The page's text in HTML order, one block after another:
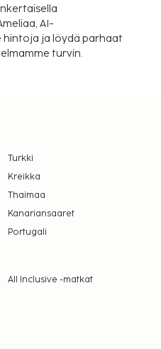
ja kirjasto.
AI-
ja löydä parhaat
turvin.
Turkki
Kreikka
Thaimaa
Kanariansaaret
Portugali
All Inclusive -matkat